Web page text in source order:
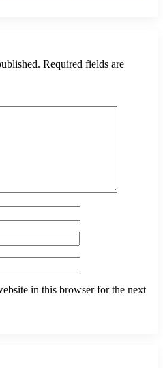
Required fields are
in this browser for the next